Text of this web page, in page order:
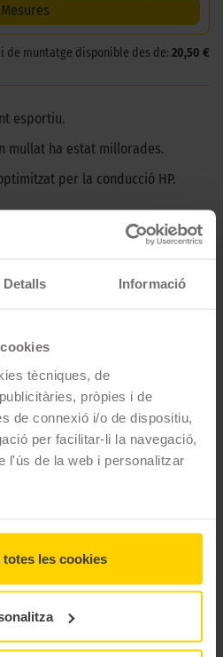
Detalls Informació
tècniques, de
pròpies i de
de connexió i/o de dispositiu,
per facilitar-li la navegació,
l'ús de la web i personalitzar
totes les cookies
Mesures
de muntatge disponible des de: 20,50 €
esportiu.
mullat ha estat millorades.
per la conducció HP.
asimètric dissenyats per